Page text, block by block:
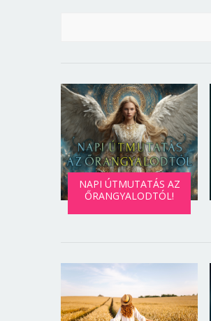
NAPI ÚTMUTATÁS AZ
ŐRANGYALODTÓL!